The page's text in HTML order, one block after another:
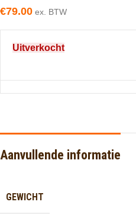
€79.00 ex. BTW
Uitverkocht
Aanvullende informatie
GEWICHT